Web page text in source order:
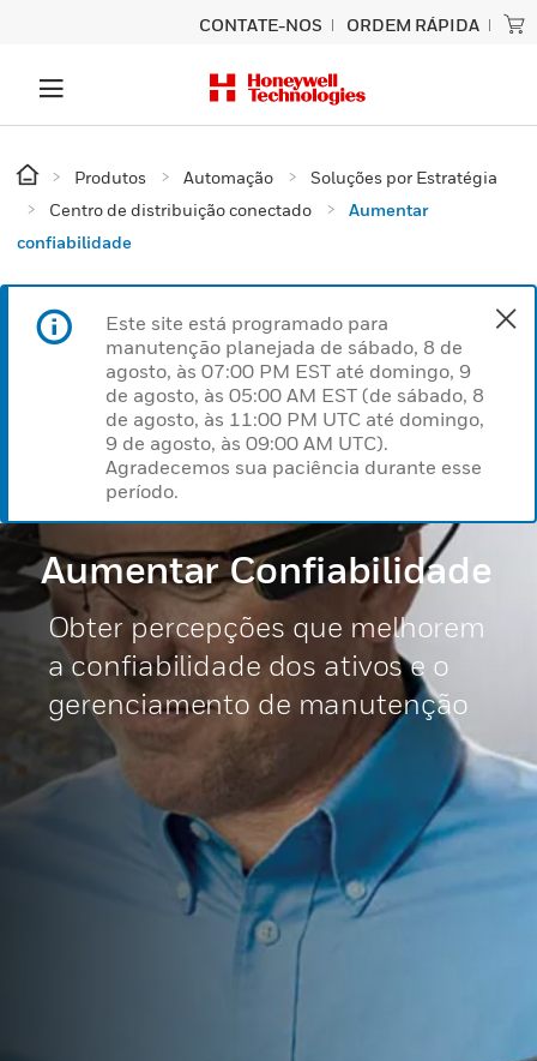
CONTATE-NOS ORDEM RÁPIDA
Produtos Automação
Soluções por Estratégia
Centro de distribuição conectado
Aumentar
confiabilidade
Este site está programado para
manutenção planejada de sábado, 8 de
agosto, às 07:00 PM EST até domingo, 9
de agosto, às 05:00 AM EST (de sábado, 8
de agosto, às 11:00 PM UTC até domingo,
9 de agosto, às 09:00 AM UTC).
Agradecemos sua paciência durante esse
período.
Aumentar Confiabilidade
Obter percepções que melhorem
a confiabilidade dos ativos e o
gerenciamento de manutenção